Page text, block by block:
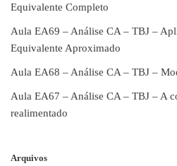
Equivalente Completo
Aula EA69 – Análise CA – TBJ –
Equivalente Aproximado
Aula EA68 – Análise CA – TBJ –
Aula EA67 – Análise CA – TBJ – A
realimentado
Arquivos